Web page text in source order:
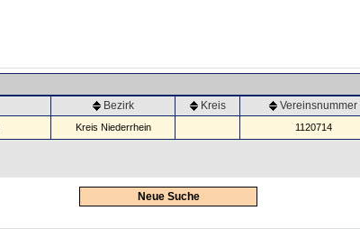
Bezirk Kreis Vereinsnummer
Kreis Niederrhein 1120714
Neue Suche